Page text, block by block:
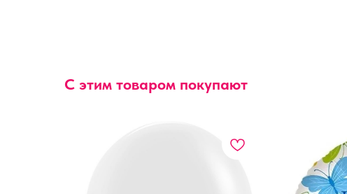
С этим товаром покупают